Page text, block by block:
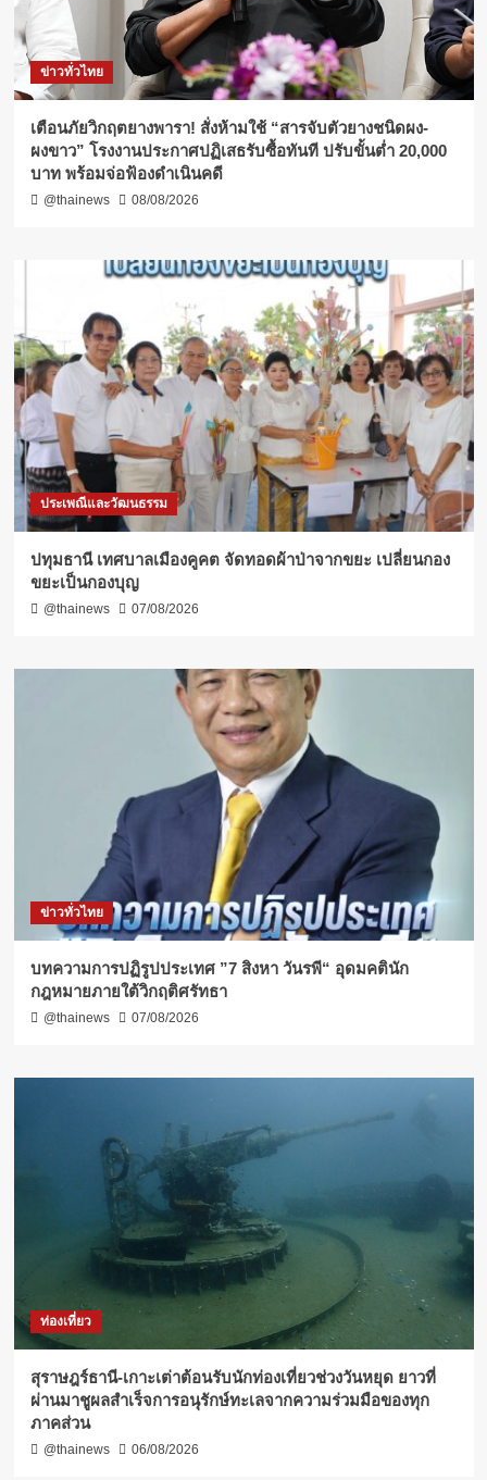
ข่าวทั่วไทย
เตือนภัยวิกฤตยางพารา! สั่งห้ามใช้ “สารจับตัวยางชนิดผง-
ผงขาว” โรงงานประกาศปฏิเสธรับซื้อทันที ปรับขั้นต่ำ 20,000
บาท พร้อมจ่อฟ้องดำเนินคดี
@thainews 08/08/2026
ประเพณีและวัฒนธรรม
ปทุมธานี เทศบาลเมืองคูคต จัดทอดผ้าป่าจากขยะ เปลี่ยนกอง
ขยะเป็นกองบุญ
@thainews 07/08/2026
ข่าวทั่วไทย
บทความการปฏิรูปประเทศ ”7 สิงหา วันรพี“ อุดมคตินัก
กฎหมายภายใต้วิกฤติศรัทธา
@thainews 07/08/2026
ท่องเที่ยว
สุราษฎร์ธานี-เกาะเต่าต้อนรับนักท่องเที่ยวช่วงวันหยุด ยาวที่
ผ่านมาชูผลสำเร็จการอนุรักษ์ทะเลจากความร่วมมือของทุก
ภาคส่วน
@thainews 06/08/2026